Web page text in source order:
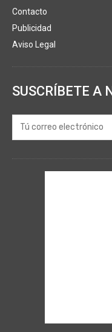
Contacto
Publicidad
Aviso Legal
SUSCRÍBETE A